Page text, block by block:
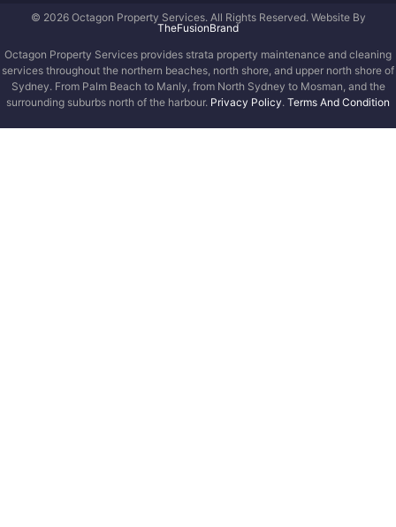
© 2026 Octagon Property Services. All Rights Reserved. Website By
TheFusionBrand
Octagon Property Services provides strata property maintenance and cleaning
services throughout the northern beaches, north shore, and upper north shore of
Sydney. From Palm Beach to Manly, from North Sydney to Mosman, and the
surrounding suburbs north of the harbour. Privacy Policy. Terms And Condition